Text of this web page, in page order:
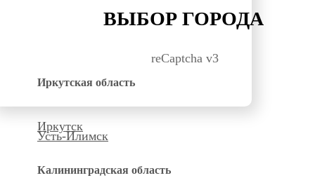
ВЫБОР ГОРОДА
reCaptcha v3
Иркутская область
Иркутск
Усть-Илимск
Калининградская область